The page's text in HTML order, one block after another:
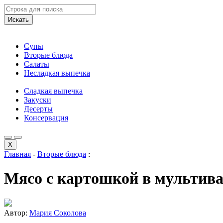
Искать
Супы
Вторые блюда
Салаты
Несладкая выпечка
Сладкая выпечка
Закуски
Десерты
Консервация
X
Главная - Вторые блюда :
Мясо с картошкой в
Автор: Мария Соколова